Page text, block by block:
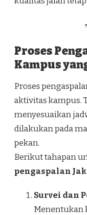
Proses
Kampus
Proses
aktivitas kampus.
menyesuaikan
dilakukan pada
pekan.
Berikut tahapan
pengaspalan
Survei dan
Menentukan